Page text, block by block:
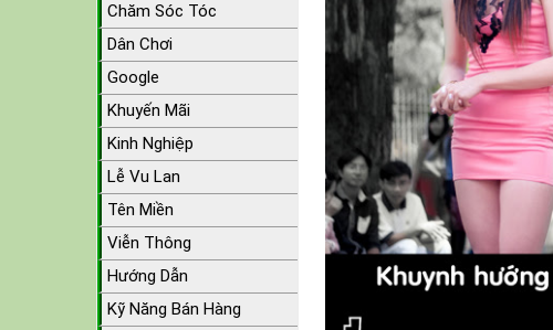
Chăm Sóc Tóc
Dân Chơi
Google
Khuyến Mãi
Kinh Nghiệp
Lễ Vu Lan
Tên Miền
Viễn Thông
Hướng Dẫn
Kỹ Năng Bán Hàng